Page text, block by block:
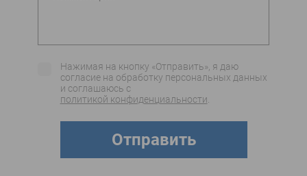
Нажимая на кнопку «Отправить», я даю
согласие на обработку персональных данных
и соглашаюсь c
политикой конфиденциальности.
Отправить